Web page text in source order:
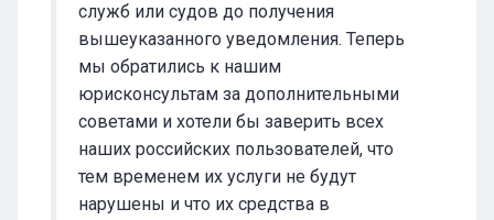
служб или судов до получения
вышеуказанного уведомления. Теперь
мы обратились к нашим
юрисконсультам за дополнительными
советами и хотели бы заверить всех
наших российских пользователей, что
тем временем их услуги не будут
нарушены и что их средства в